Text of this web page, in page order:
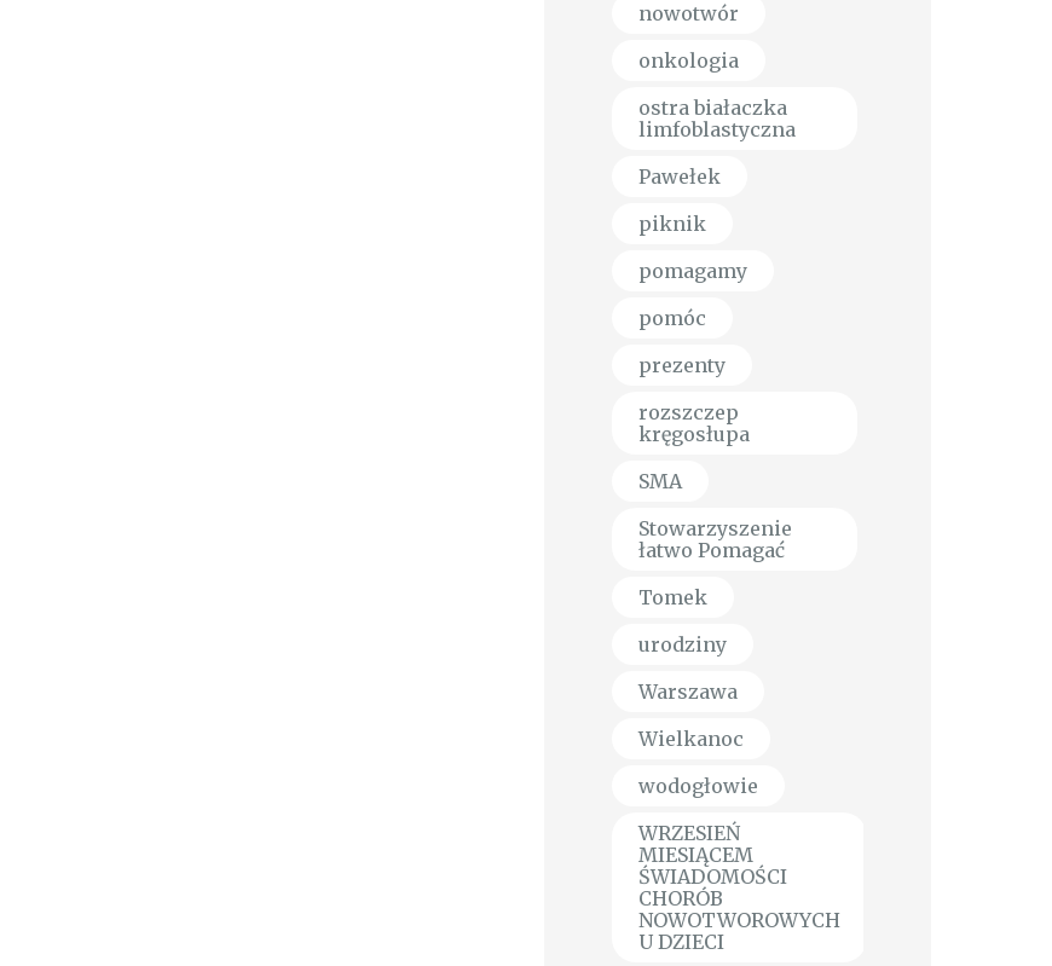
nowotwór
onkologia
ostra białaczka
limfoblastyczna
Pawełek
piknik
pomagamy
pomóc
prezenty
rozszczep
kręgosłupa
SMA
Stowarzyszenie
łatwo Pomagać
Tomek
urodziny
Warszawa
Wielkanoc
wodogłowie
WRZESIEŃ
MIESIĄCEM
ŚWIADOMOŚCI
CHORÓB
NOWOTWOROWYCH
U DZIECI